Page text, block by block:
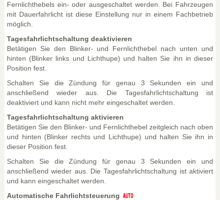
Fernlichthebels ein- oder ausgeschaltet werden. Bei Fahrzeugen
mit Dauerfahrlicht ist diese Einstellung nur in einem Fachbetrieb
möglich.
Tagesfahrlichtschaltung deaktivieren
Betätigen Sie den Blinker- und Fernlichthebel nach unten und
hinten (Blinker links und Lichthupe) und halten Sie ihn in dieser
Position fest.
Schalten Sie die Zündung für genau 3 Sekunden ein und
anschließend wieder aus. Die Tagesfahrlichtschaltung ist
deaktiviert und kann nicht mehr eingeschaltet werden.
Tagesfahrlichtschaltung aktivieren
Betätigen Sie den Blinker- und Fernlichthebel zeitgleich nach oben
und hinten (Blinker rechts und Lichthupe) und halten Sie ihn in
dieser Position fest.
Schalten Sie die Zündung für genau 3 Sekunden ein und
anschließend wieder aus. Die Tagesfahrlichtschaltung ist aktiviert
und kann eingeschaltet werden.
Automatische Fahrlichtsteuerung